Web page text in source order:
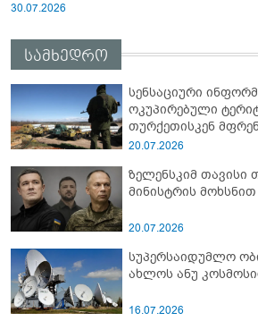
30.07.2026
სამხედრო
სენსაციური
ოკუპირებული
თურქეთისკენ
სამიტი კინაღამ
20.07.2026
ზელენსკიმ თავისი
მინისტრის
20.07.2026
სუპერსაიდუმლო
16.07.2026